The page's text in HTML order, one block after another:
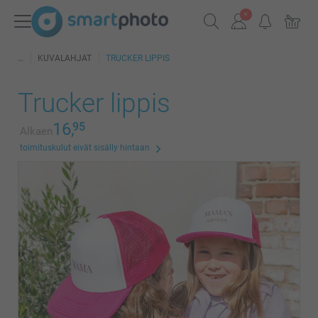
KUVALAHJAT TRUCKER LIPPIS
Trucker lippis
Alkaen16,95
toimituskulut eivät sisälly hintaan